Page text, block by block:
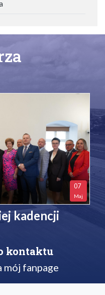
07
Maj
kadencji
kontaktu
mój fanpage